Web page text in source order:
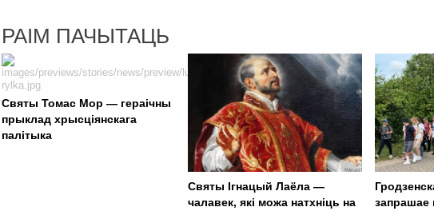
РАІМ ПАЧЫТАЦЬ
Святы Томас Мор — гераічны
прыклад хрысціянскага
палітыка
Святы Ігнацый Лаёла —
чалавек, які можа натхніць на
запрашае